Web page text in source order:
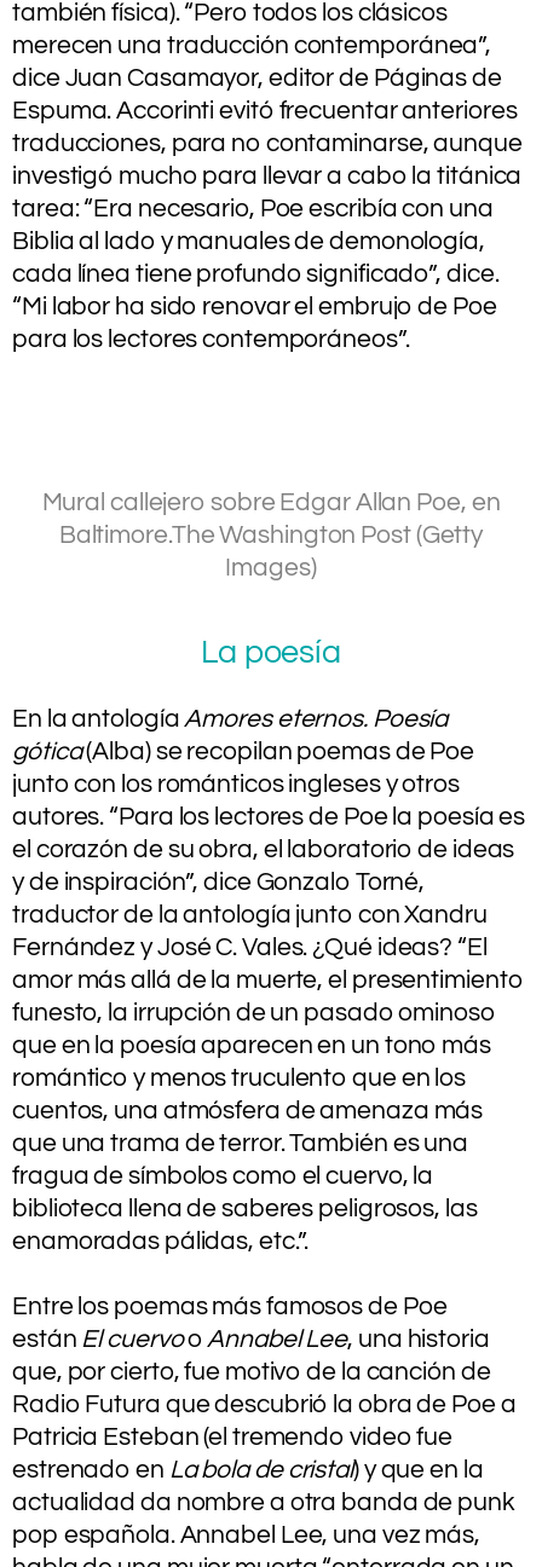
también física). “Pero todos los clásicos
merecen una traducción contemporánea”,
dice Juan Casamayor, editor de Páginas de
Espuma. Accorinti evitó frecuentar anteriores
traducciones, para no contaminarse, aunque
investigó mucho para llevar a cabo la titánica
tarea: “Era necesario, Poe escribía con una
Biblia al lado y manuales de demonología,
cada línea tiene profundo significado”, dice.
“Mi labor ha sido renovar el embrujo de Poe
para los lectores contemporáneos”.
Mural callejero sobre Edgar Allan Poe, en
Baltimore.The Washington Post (Getty
Images)
La poesía
En la antología Amores eternos. Poesía
gótica(Alba) se recopilan poemas de Poe
junto con los románticos ingleses y otros
autores. “Para los lectores de Poe la poesía es
el corazón de su obra, el laboratorio de ideas
y de inspiración”, dice Gonzalo Torné,
traductor de la antología junto con Xandru
Fernández y José C. Vales. ¿Qué ideas? “El
amor más allá de la muerte, el presentimiento
funesto, la irrupción de un pasado ominoso
que en la poesía aparecen en un tono más
romántico y menos truculento que en los
cuentos, una atmósfera de amenaza más
que una trama de terror. También es una
fragua de símbolos como el cuervo, la
biblioteca llena de saberes peligrosos, las
enamoradas pálidas, etc.”.
Entre los poemas más famosos de Poe
están El cuervoo Annabel Lee, una historia
que, por cierto, fue motivo de la canción de
Radio Futura que descubrió la obra de Poe a
Patricia Esteban (el tremendo video fue
estrenado en La bola de cristal) y que en la
actualidad da nombre a otra banda de punk
pop española. Annabel Lee, una vez más,